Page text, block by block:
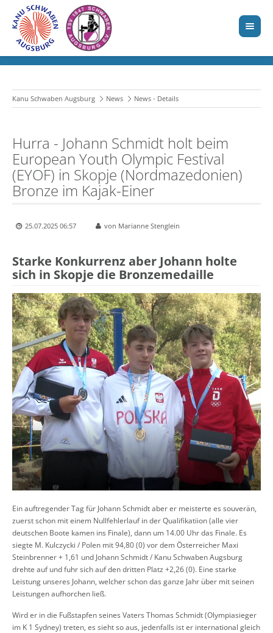
Kanu Schwaben Augsburg News News - Details
Hurra - Johann Schmidt holt beim
European Youth Olympic Festival
(EYOF) in Skopje (Nordmazedonien)
Bronze im Kajak-Einer
25.07.2025 06:57 von Marianne Stenglein
Starke Konkurrenz aber Johann holte
sich in Skopje die Bronzemedaille
Ein auftregender Tag für Johann Schmidt aber er meisterte es souverän,
zuerst schon mit einem Nullfehlerlauf in der Qualifikatiion (alle vier
deutschen Boote kamen ins Finale), dann um 14.00 Uhr das Finale. Es
siegte M. Kulczycki / Polen mit 94,80 (0) vor dem Österreicher Maxi
Steinbrenner + 1,61 und Johann Schmidt / Kanu Schwaben Augsburg
drehte auf und fuhr sich auf den dritten Platz +2,26 (0). Eine starke
Leistung unseres Johann, welcher schon das ganze Jahr über mit seinen
Leistungen aufhorchen ließ.
Wird er in die Fußstapfen seines Vaters Thomas Schmidt (Olympiasieger
im K 1 Sydney) treten, es sieht so aus, jedenfalls ist er international gleich